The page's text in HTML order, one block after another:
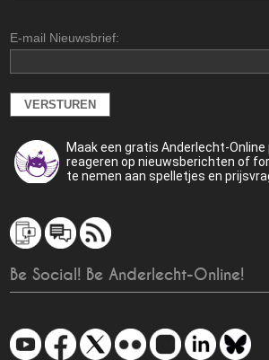
E-mail Nieuwsbrief:
Maak een gratis Anderlecht-
reageren op nieuwsberichten of
te nemen aan spelletjes en
Be Social! Be Anderlecht-Online!